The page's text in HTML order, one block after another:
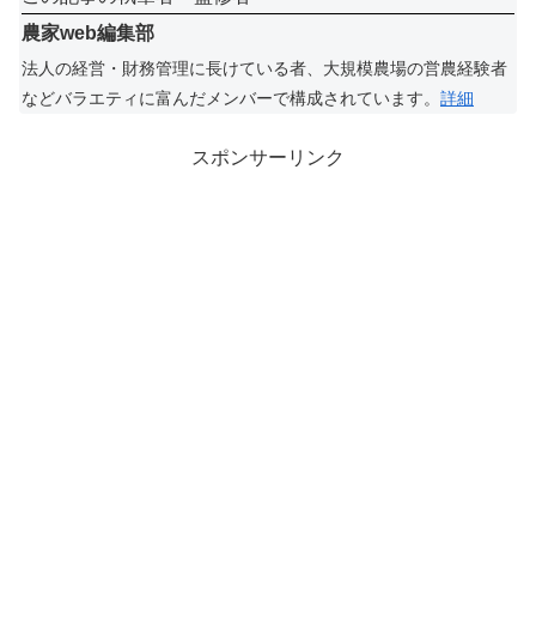
農家web編集部
法人の経営・財務管理に長けている者、大規模農場の営農経験者
などバラエティに富んだメンバーで構成されています。 詳細
スポンサーリンク